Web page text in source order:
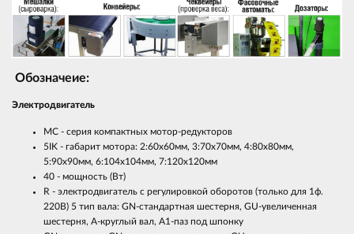
Обозначеие:
Электродвигатель
MC - серия компактных мотор-редукторов
5IK - габарит мотора: 2:60х60мм, 3:70х70мм, 4:80х80мм,
5:90х90мм, 6:104x104мм, 7:120x120мм
40 - мощность (Вт)
R - электродвигатель с регулировкой оборотов (только для 1ф.
220B) 5 тип вала: GN-стандартная шестерня, GU-увеличенная
шестерня, А-круглый вал, А1-паз под шпонку